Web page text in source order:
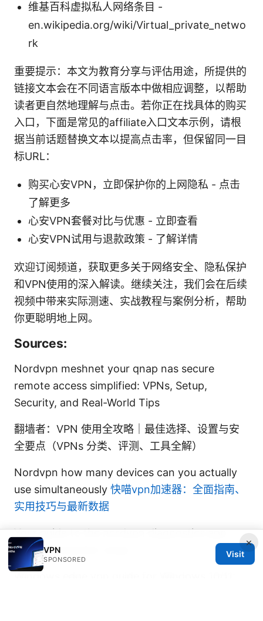
维基百科虚拟私人网络条目 -
en.wikipedia.org/wiki/Virtual_private_netwo
rk
重要提示：本文为教育分享与评估用途，所提供的
链接文本会在不同语言版本中做相应调整，以帮助
读者更自然地理解与点击。若你正在找具体的购买
入口，下面是常见的affiliate入口文本示例，请根
据当前话题替换文本以提高点击率，但保留同一目
标URL：
购买心安VPN，立即保护你的上网隐私 - 点击
了解更多
心安VPN套餐对比与优惠 - 立即查看
心安VPN试用与退款政策 - 了解详情
欢迎订阅频道，获取更多关于网络安全、隐私保护
和VPN使用的深入解读。继续关注，我们会在后续
视频中带来实际测速、实战教程与案例分析，帮助
你更聪明地上网。
Sources:
Nordvpn meshnet your qnap nas secure
remote access simplified: VPNs, Setup,
Security, and Real-World Tips
翻墙者：VPN 使用全攻略｜最佳选择、设置与安
全要点（VPNs 分类、评测、工具全解）
Nordvpn how many devices can you actually
use simultaneously 快喵vpn加速器：全面指南、
实用技巧与最新数据
Your guide to the nordvpn diagnostics app
fixing connection woes
×
VPN
SPONSORED
Visit